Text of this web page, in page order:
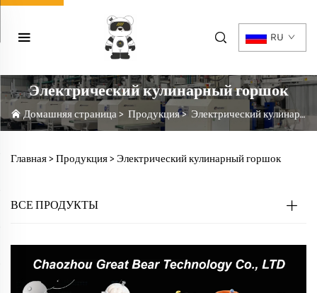
RU
Электрический кулинарный горшок
Домашняя страница> Продукция> Электрический кулинарный горшок
Главная >Продукция>Электрический кулинарный горшок
ВСЕ ПРОДУКТЫ